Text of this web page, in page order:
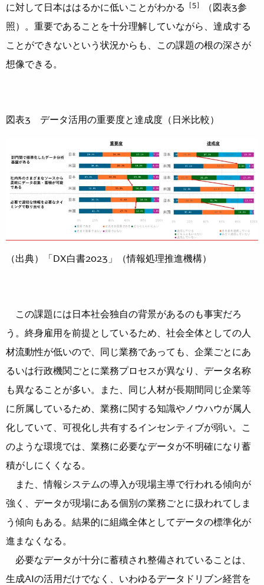
に対して日本ははるかに低いことがわかる
［5］
（図表3参
照）。重要であることを十分理解していながら、達成する
ことができないという状況からも、この課題の根の深さが
想像できる。
図表3 データ活用の重要度と達成度（日米比較）
（出典）「DX白書2023」（情報処理推進機構）
この課題には日本社会独自の背景があるのも事実だろ
う。終身雇用を前提としているため、社会全体としての人
材流動性が低いので、同じ業務であっても、企業ごとにあ
るいは行政機関ごとに業務プロセスが異なり、データ名称
も異なることが多い。また、同じ人材が長期間同じ企業等
に所属しているため、業務に関する知識やノウハウが属人
化していて、可視化し共有するインセンティブが弱い。こ
のような環境では、業務に必要なデータが不明確になり蓄
積がしにくくなる。
また、情報システムの導入が現場主導で行われる傾向が
強く、データが現場にある個別の業務ごとに扱われてしま
う傾向もある。結果的に組織全体としてデータの標準化が
進まなくなる。
必要なデータが十分に蓄積され整備されていることは、
生成AIの活用だけでなく、いわゆるデータドリブン経営を